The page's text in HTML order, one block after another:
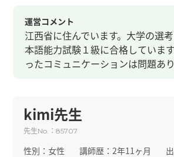
運営コメント
江西省に住んでいます。大学の選
本語能力試験１級に合格していま
ったコミュニケーションは問題あり
kimi先生
先生No. ：85707
性別：女性 講師歴：2年11ヶ月